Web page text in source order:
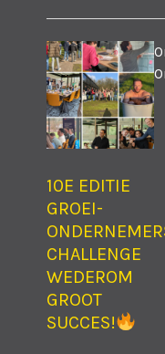
10E EDITIE
GROEI-
CHALLENGE
WEDEROM
GROOT
SUCCES!